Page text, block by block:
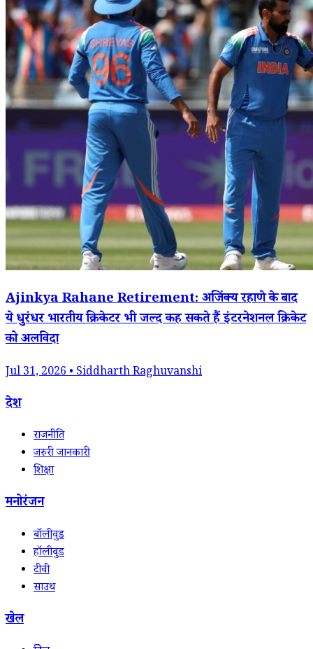
Ajinkya Rahane Retirement: अजिंक्य रहाणे के बाद
ये धुरंधर भारतीय क्रिकेटर भी जल्द कह सकते हैं इंटरनेशनल क्रिकेट
को अलविदा
Jul 31, 2026 • Siddharth Raghuvanshi
देश
राजनीति
जरुरी जानकारी
शिक्षा
मनोरंजन
बॉलीवुड
हॉलीवुड
टीवी
साउथ
खेल